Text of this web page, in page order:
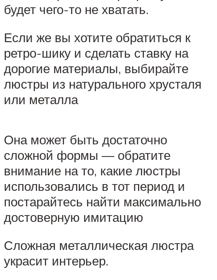
будет чего-то не хватать.
Если же вы хотите обратиться к
ретро-шику и сделать ставку на
дорогие материалы, выбирайте
люстры из натурального хрусталя
или металла
Она может быть достаточно
сложной формы — обратите
внимание на то, какие люстры
использовались в тот период и
постарайтесь найти максимально
достоверную имитацию
Сложная металлическая люстра
украсит интерьер.